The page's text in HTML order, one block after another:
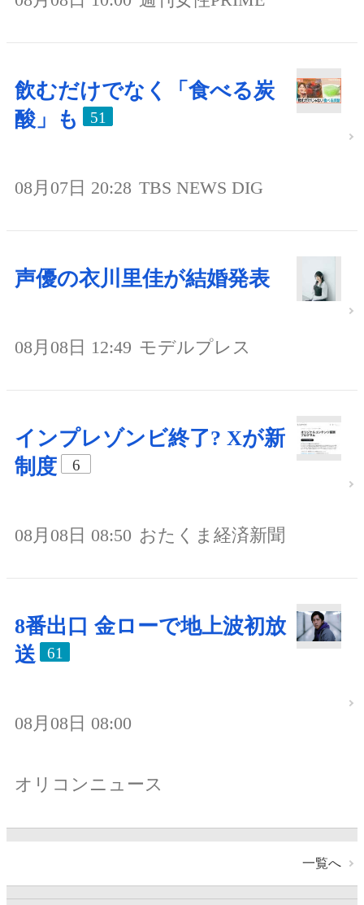
飲むだけでなく「食べる炭
酸」も
51
08月07日 20:28 TBS NEWS DIG
声優の衣川里佳が結婚発表
08月08日 12:49 モデルプレス
インプレゾンビ終了? Xが新
制度
6
08月08日 08:50 おたくま経済新聞
8番出口 金ローで地上波初放
送
61
08月08日 08:00
オリコンニュース
一覧へ